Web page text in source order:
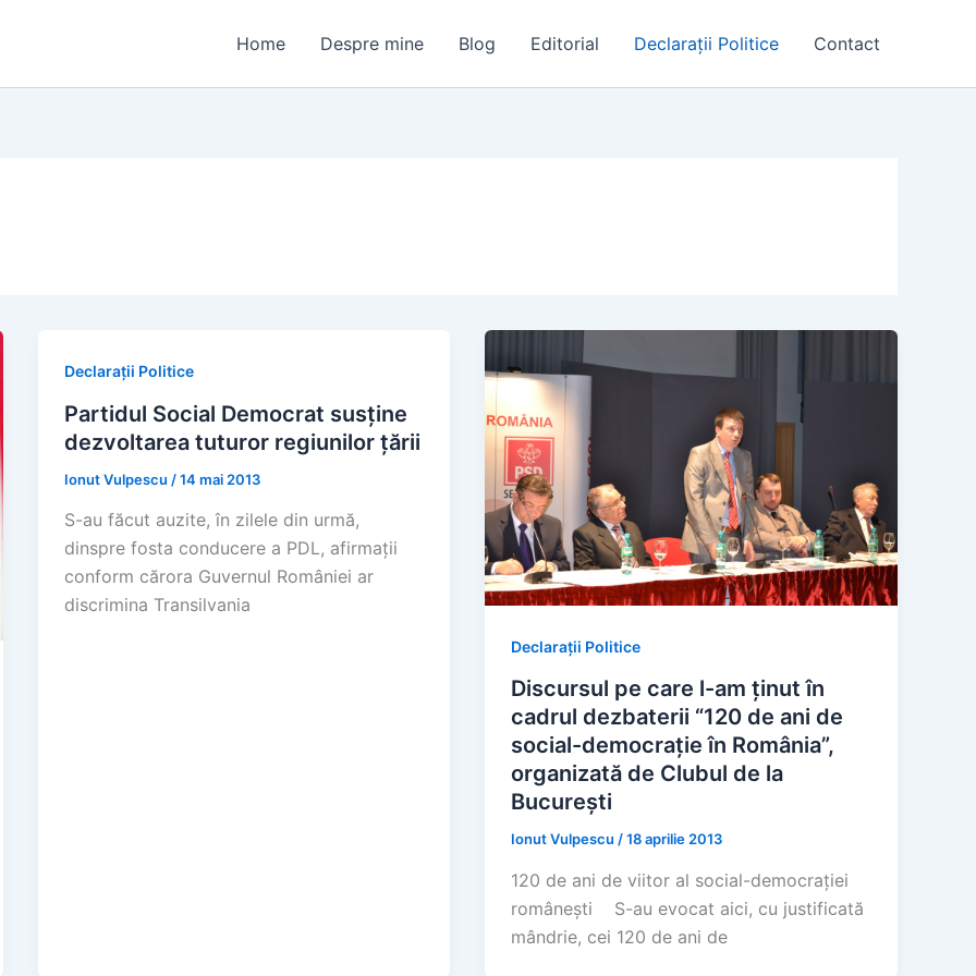
Home Despre mine Blog Editorial Declarații Politice Contact
Declarații Politice
Partidul Social Democrat susţine
dezvoltarea tuturor regiunilor ţării
Ionut Vulpescu /14 mai 2013
S-au făcut auzite, în zilele din urmă,
dinspre fosta conducere a PDL, afirmaţii
conform cărora Guvernul României ar
discrimina Transilvania
Declarații Politice
Discursul pe care l-am ținut în
cadrul dezbaterii “120 de ani de
social-democrație în România”,
organizată de Clubul de la
București
Ionut Vulpescu/18 aprilie 2013
120 de ani de viitor al social-democrației
românești S-au evocat aici, cu justificată
mândrie, cei 120 de ani de